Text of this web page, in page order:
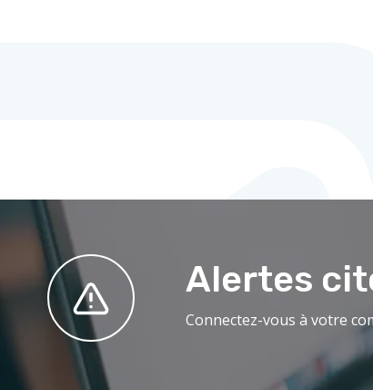
Alertes
Connectez-vous à votre